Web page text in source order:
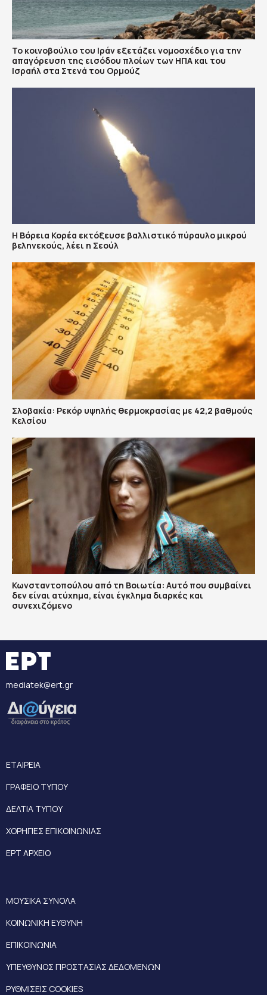
To κοινοβούλιο του Ιράν εξετάζει νομοσχέδιο για την
απαγόρευση της εισόδου πλοίων των ΗΠΑ και του
Ισραήλ στα Στενά του Ορμούζ
Η Βόρεια Κορέα εκτόξευσε βαλλιστικό πύραυλο μικρού
βεληνεκούς, λέει η Σεούλ
Σλοβακία: Ρεκόρ υψηλής θερμοκρασίας με 42,2 βαθμούς
Κελσίου
Κωνσταντοπούλου από τη Βοιωτία: Αυτό που συμβαίνει
δεν είναι ατύχημα, είναι έγκλημα διαρκές και
συνεχιζόμενο
mediatek@ert.gr
ΕΤΑΙΡΕΙΑ
ΓΡΑΦΕΙΟ ΤΥΠΟΥ
ΔΕΛΤΙΑ ΤΥΠΟΥ
ΧΟΡΗΓΙΕΣ ΕΠΙΚΟΙΝΩΝΙΑΣ
ΕΡΤ ΑΡΧΕΙΟ
ΜΟΥΣΙΚΑ ΣΥΝΟΛΑ
ΚΟΙΝΩΝΙΚΗ ΕΥΘΥΝΗ
ΕΠΙΚΟΙΝΩΝΙΑ
ΥΠΕΥΘΥΝΟΣ ΠΡΟΣΤΑΣΙΑΣ ΔΕΔΟΜΕΝΩΝ
ΡΥΘΜΙΣΕΙΣ COOKIES